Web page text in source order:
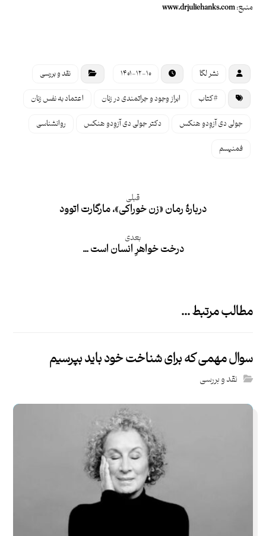
منبع:www.drjuliehanks.com
نشر لگا ۱۴۰۱-۱۲-۱۰ نقد و بررسی
#کتاب ابراز وجود و جراتمندی در زنان اعتماد به نفس زنان
جولی دی آزوِدو هنکس دکتر جولی دی آزوِدو هنکس روانشناسی
فمنیسم
قبلی
دربارۀ رمان «زن خوراکی»، مارگارت اتوود
بعدی
درخت خواهرِ انسان است …
مطالب مرتبط ...
سوال مهمی که برای شناخت خود باید بپرسیم
نقد و بررسی